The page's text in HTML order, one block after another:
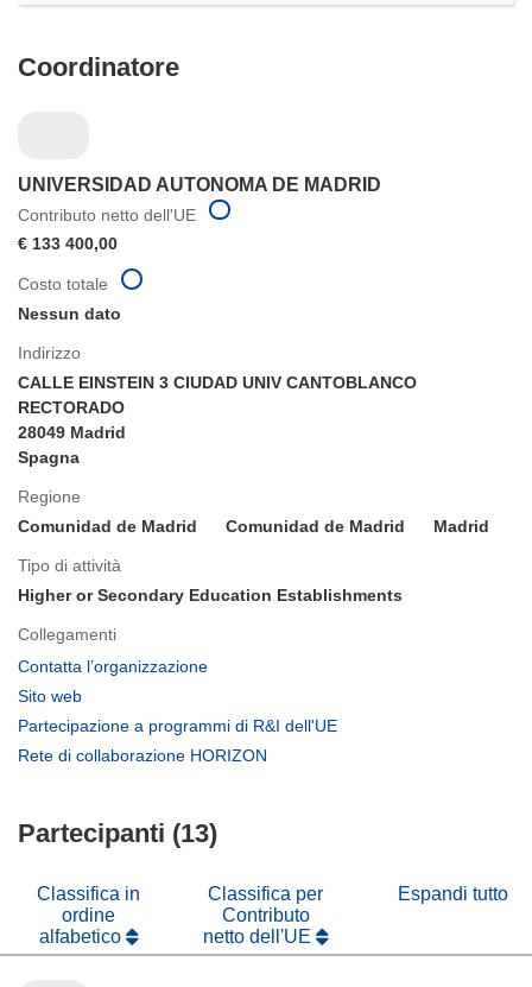
Coordinatore
UNIVERSIDAD AUTONOMA DE MADRID
Contributo netto dell'UE
€ 133 400,00
Indirizzo
CALLE EINSTEIN 3 CIUDAD UNIV CANTOBLANCO
RECTORADO
28049 Madrid
Spagna
Regione
Comunidad de Madrid
Comunidad de Madrid Madrid
Tipo di attività
Higher or Secondary Education Establishments
Collegamenti
Contatta l’organizzazione
nuova
Sito web
apre
finestra)
Partecipazione a programmi di R&I dell'UE
Rete di collaborazione HORIZON
Costo totale
Nessun dato
Partecipanti (13)
Classifica in
ordine
alfabetico
Classifica per
Contributo
netto dell'UE
Espandi tutto